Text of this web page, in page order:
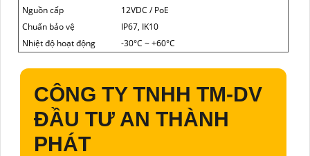
Nguồn cấp
12VDC / PoE
Chuẩn bảo vệ
IP67, IK10
Nhiệt độ hoạt động
-30°C ~ +60°C
CÔNG TY TNHH TM-DV
ĐẦU TƯ AN THÀNH
PHÁT